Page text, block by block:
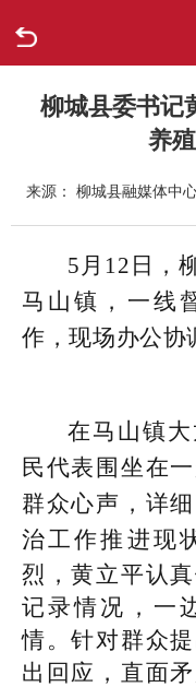
走进柳城
政府信息公开
网上办事
互动回应
柳城县委书记
养
来源： 柳城县融媒体中
5月12日，
马山镇，一线
作，现场办公协
在马山镇
民代表围坐在
群众心声，详
治工作推进现
烈，黄立平认
记录情况，一
情。针对群众
出回应，直面